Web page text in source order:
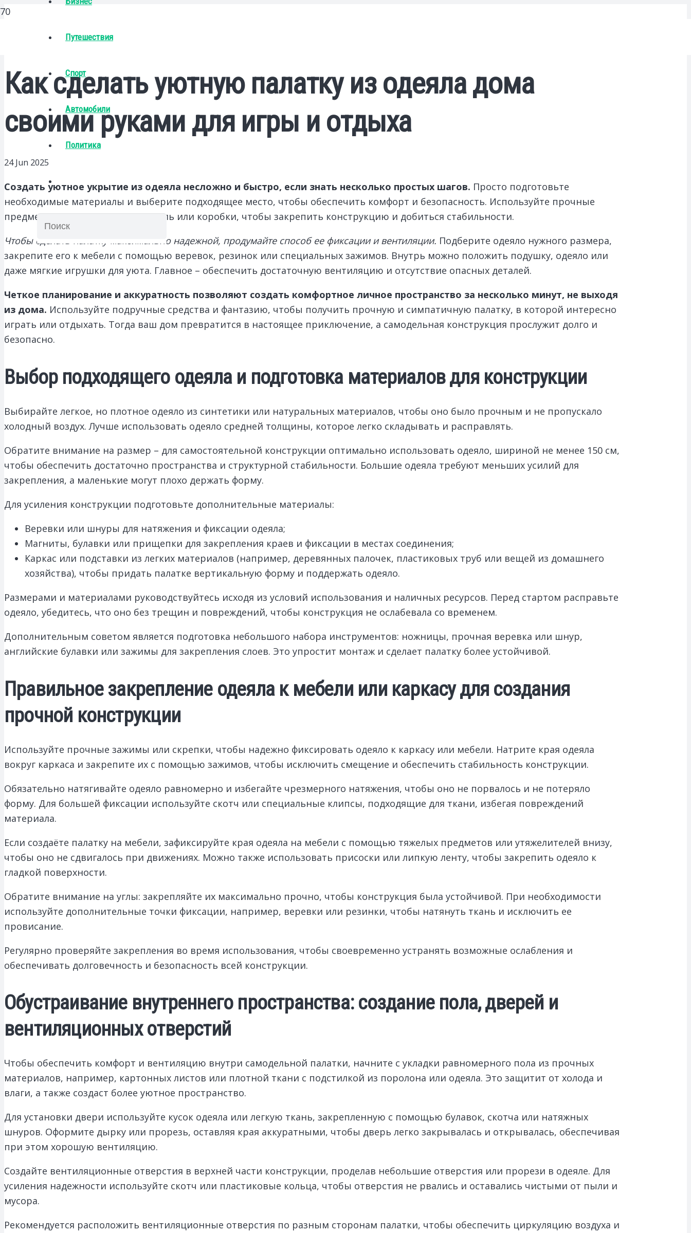
Путешествия
Спорт
Автомобили
Политика
Как сделать уютную палатку из одеяла дома
своими руками для игры и отдыха
24 Jun 2025
Создать уютное укрытие из одеяла несложно и быстро, если знать несколько простых шагов. Просто подготовьте
необходимые материалы и выберите подходящее место, чтобы обеспечить комфорт и безопасность. Используйте прочные
предметы, такие как стулья, мебель или коробки, чтобы закрепить конструкцию и добиться стабильности.
Чтобы сделать палатку максимально надежной, продумайте способ ее фиксации и вентиляции. Подберите одеяло нужного размера,
закрепите его к мебели с помощью веревок, резинок или специальных зажимов. Внутрь можно положить подушку, одеяло или
даже мягкие игрушки для уюта. Главное – обеспечить достаточную вентиляцию и отсутствие опасных деталей.
Четкое планирование и аккуратность позволяют создать комфортное личное пространство за несколько минут, не выходя
из дома. Используйте подручные средства и фантазию, чтобы получить прочную и симпатичную палатку, в которой интересно
играть или отдыхать. Тогда ваш дом превратится в настоящее приключение, а самодельная конструкция прослужит долго и
безопасно.
Выбор подходящего одеяла и подготовка материалов для конструкции
Выбирайте легкое, но плотное одеяло из синтетики или натуральных материалов, чтобы оно было прочным и не пропускало
холодный воздух. Лучше использовать одеяло средней толщины, которое легко складывать и расправлять.
Обратите внимание на размер – для самостоятельной конструкции оптимально использовать одеяло, шириной не менее 150 см,
чтобы обеспечить достаточно пространства и структурной стабильности. Большие одеяла требуют меньших усилий для
закрепления, а маленькие могут плохо держать форму.
Для усиления конструкции подготовьте дополнительные материалы:
Веревки или шнуры для натяжения и фиксации одеяла;
Магниты, булавки или прищепки для закрепления краев и фиксации в местах соединения;
Каркас или подставки из легких материалов (например, деревянных палочек, пластиковых труб или вещей из домашнего
хозяйства), чтобы придать палатке вертикальную форму и поддержать одеяло.
Размерами и материалами руководствуйтесь исходя из условий использования и наличных ресурсов. Перед стартом расправьте
одеяло, убедитесь, что оно без трещин и повреждений, чтобы конструкция не ослабевала со временем.
Дополнительным советом является подготовка небольшого набора инструментов: ножницы, прочная веревка или шнур,
английские булавки или зажимы для закрепления слоев. Это упростит монтаж и сделает палатку более устойчивой.
Правильное закрепление одеяла к мебели или каркасу для создания
прочной конструкции
Используйте прочные зажимы или скрепки, чтобы надежно фиксировать одеяло к каркасу или мебели. Натрите края одеяла
вокруг каркаса и закрепите их с помощью зажимов, чтобы исключить смещение и обеспечить стабильность конструкции.
Обязательно натягивайте одеяло равномерно и избегайте чрезмерного натяжения, чтобы оно не порвалось и не потеряло
форму. Для большей фиксации используйте скотч или специальные клипсы, подходящие для ткани, избегая повреждений
материала.
Если создаёте палатку на мебели, зафиксируйте края одеяла на мебели с помощью тяжелых предметов или утяжелителей внизу,
чтобы оно не сдвигалось при движениях. Можно также использовать присоски или липкую ленту, чтобы закрепить одеяло к
гладкой поверхности.
Обратите внимание на углы: закрепляйте их максимально прочно, чтобы конструкция была устойчивой. При необходимости
используйте дополнительные точки фиксации, например, веревки или резинки, чтобы натянуть ткань и исключить ее
провисание.
Регулярно проверяйте закрепления во время использования, чтобы своевременно устранять возможные ослабления и
обеспечивать долговечность и безопасность всей конструкции.
Обустраивание внутреннего пространства: создание пола, дверей и
вентиляционных отверстий
Чтобы обеспечить комфорт и вентиляцию внутри самодельной палатки, начните с укладки равномерного пола из прочных
материалов, например, картонных листов или плотной ткани с подстилкой из поролона или одеяла. Это защитит от холода и
влаги, а также создаст более уютное пространство.
Для установки двери используйте кусок одеяла или легкую ткань, закрепленную с помощью булавок, скотча или натяжных
шнуров. Оформите дырку или прорезь, оставляя края аккуратными, чтобы дверь легко закрывалась и открывалась, обеспечивая
при этом хорошую вентиляцию.
Создайте вентиляционные отверстия в верхней части конструкции, проделав небольшие отверстия или прорези в одеяле. Для
усиления надежности используйте скотч или пластиковые кольца, чтобы отверстия не рвались и оставались чистыми от пыли и
мусора.
Рекомендуется расположить вентиляционные отверстия по разным сторонам палатки, чтобы обеспечить циркуляцию воздуха и